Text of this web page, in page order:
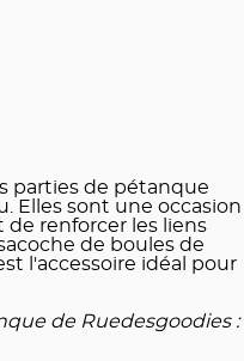
parties de pétanque
Elles sont une occasion
de renforcer les liens
de boules de
l'accessoire idéal pour
de Ruedesgoodies :